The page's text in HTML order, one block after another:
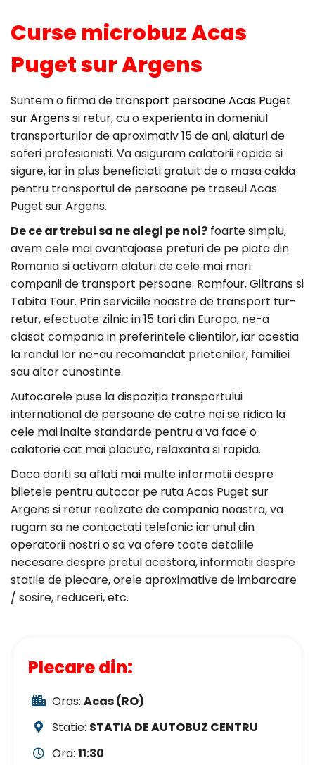
Curse microbuz Acas
Puget sur Argens
Suntem o firma de transport persoane Acas Puget
sur Argenssi retur, cu o experienta in domeniul
transporturilor de aproximativ 15 de ani, alaturi de
soferi profesionisti. Va asiguram calatorii rapide si
sigure, iar in plus beneficiati gratuit de o masa calda
pentru transportul de persoane pe traseul Acas
Puget sur Argens.
De ce ar trebui sa ne alegi pe noi? foarte simplu,
avem cele mai avantajoase preturi de pe piata din
Romania si activam alaturi de cele mai mari
companii de transport persoane: Romfour, Giltrans si
Tabita Tour. Prin serviciile noastre de transport tur-
retur, efectuate zilnic in 15 tari din Europa, ne-a
clasat compania in preferintele clientilor, iar acestia
la randul lor ne-au recomandat prietenilor, familiei
sau altor cunostinte.
Autocarele puse la dispoziția transportului
international de persoane de catre noi se ridica la
cele mai inalte standarde pentru a va face o
calatorie cat mai placuta, relaxanta si rapida.
Daca doriti sa aflati mai multe informatii despre
biletele pentru autocar pe ruta Acas Puget sur
Argens si retur realizate de compania noastra, va
rugam sa ne contactati telefonic iar unul din
operatorii nostri o sa va ofere toate detaliile
necesare despre pretul acestora, informatii despre
statile de plecare, orele aproximative de imbarcare
/ sosire, reduceri, etc.
Plecare din:
Oras: Acas (RO)
Statie: STATIA DE AUTOBUZ CENTRU
Ora: 11:30